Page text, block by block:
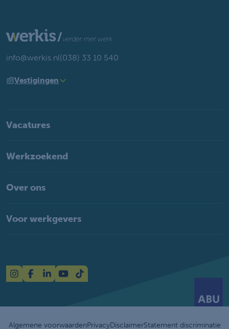
info@werkis.nl(038) 33 10 540
Vestigingen
Vacatures
Werkzoekend
Over ons
Voor werkgevers
Algemene voorwaardenPrivacyDisclaimerStatement discriminatie